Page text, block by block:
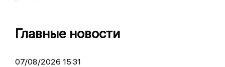
Главные новости
07/08/2026 15:31